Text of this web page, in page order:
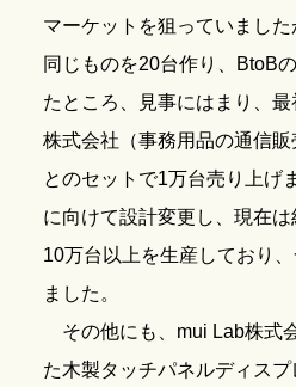
マーケットを狙っていまし
同じものを20台作り、BtoB
たところ、見事にはまり、
株式会社（事務用品の通信
とのセットで1万台売り上げ
に向けて設計変更し、現在は
10万台以上を生産しており
ました。
その他にも、mui Lab株式
た木製タッチパネルディス